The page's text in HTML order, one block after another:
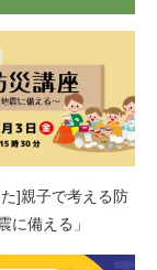
]親子で考える防
に備える」